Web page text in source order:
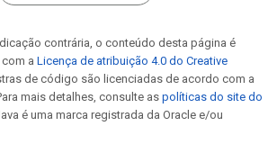
contrária, o conteúdo desta página é
a Licença de atribuição 4.0 do Creative
de código são licenciadas de acordo com a
mais detalhes, consulte as políticas do site do
é uma marca registrada da Oracle e/ou